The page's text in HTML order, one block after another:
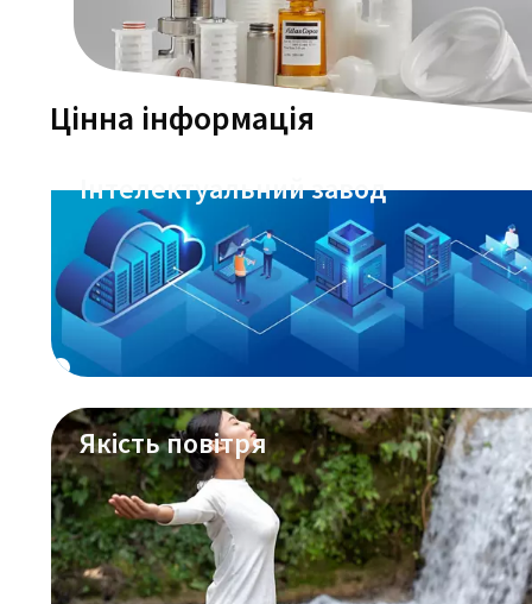
Цінна інформація
Інтелектуальний завод
Якість повітря